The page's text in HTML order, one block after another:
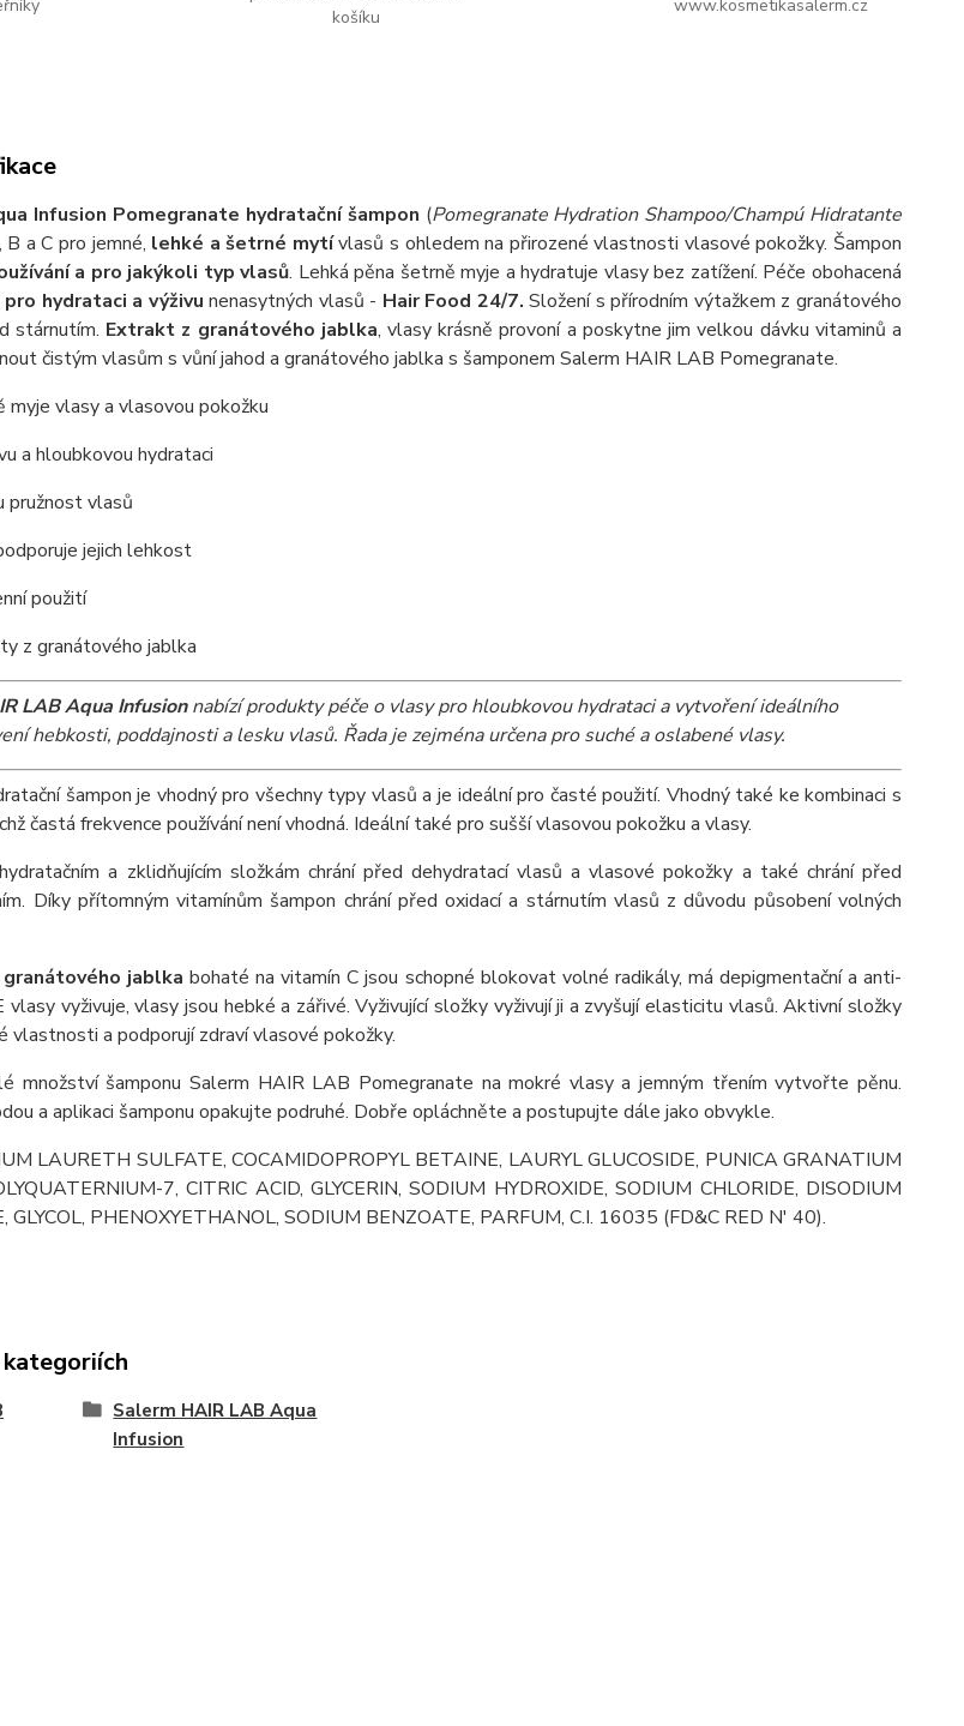
košíku
www.kosmetikasalerm.cz
Infusion Pomegranate hydratační šampon (Pomegranate Hydration Shampoo/Champú Hidratante
a C pro jemné, lehké a šetrné mytívlasů s ohledem na přirozené vlastnosti vlasové pokožky. Šampon
a pro jakýkoli typ vlasů. Lehká pěna šetrně myje a hydratuje vlasy bez zatížení. Péče obohacená
pro hydrataci a výživunenasytných vlasů - Hair Food 24/7. Složení s přírodním výtažkem z granátového
stárnutím. Extrakt z granátového jablka, vlasy krásně provoní a poskytne jim velkou dávku vitaminů a
čistým vlasům s vůní jahod a granátového jablka s šamponem Salerm HAIR LAB Pomegranate.
vlasy a vlasovou pokožku
a hloubkovou hydrataci
pružnost vlasů
jejich lehkost
použití
z granátového jablka
LAB Aqua Infusionnabízí produkty péče o vlasy pro hloubkovou hydrataci a vytvoření ideálního
hebkosti, poddajnosti a lesku vlasů. Řada je zejména určena pro suché a oslabené vlasy.
šampon je vhodný pro všechny typy vlasů a je ideální pro časté použití. Vhodný také ke kombinaci s
častá frekvence používání není vhodná. Ideální také pro sušší vlasovou pokožku a vlasy.
a zklidňujícím složkám chrání před dehydratací vlasů a vlasové pokožky a také chrání před
Díky přítomným vitamínům šampon chrání před oxidací a stárnutím vlasů z důvodu působení volných
jablka bohaté na vitamín C jsou schopné blokovat volné radikály, má depigmentační a anti-
vlasy vyživuje, vlasy jsou hebké a zářivé. Vyživující složky vyživují ji a zvyšují elasticitu vlasů. Aktivní složky
vlastnosti a podporují zdraví vlasové pokožky.
množství šamponu Salerm HAIR LAB Pomegranate na mokré vlasy a jemným třením vytvořte pěnu.
a aplikaci šamponu opakujte podruhé. Dobře opláchněte a postupujte dále jako obvykle.
LAURETH SULFATE, COCAMIDOPROPYL BETAINE, LAURYL GLUCOSIDE, PUNICA GRANATIUM
7, CITRIC ACID, GLYCERIN, SODIUM HYDROXIDE, SODIUM CHLORIDE, DISODIUM
GLYCOL, PHENOXYETHANOL, SODIUM BENZOATE, PARFUM, C.I. 16035 (FD&C RED N' 40).
Salerm HAIR LAB Aqua
Infusion